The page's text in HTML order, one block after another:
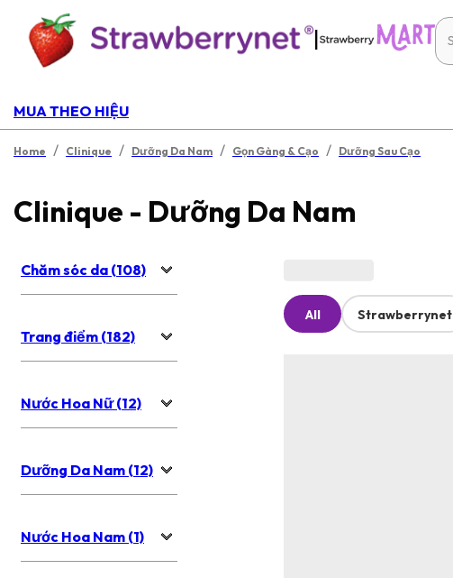
|
MUA THEO HIỆU
Home / Clinique / Dưỡng Da Nam / Gọn Gàng & Cạo / Dưỡng Sau Cạo
Clinique - Dưỡng Da Nam
Chăm sóc da (108)
Trang điểm (182)
Nước Hoa Nữ (12)
Dưỡng Da Nam (12)
Nước Hoa Nam (1)
All Strawberrynet